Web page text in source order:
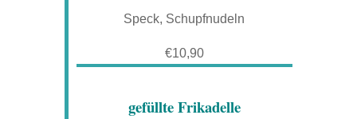
Speck, Schupfnudeln
€10,90
gefüllte Frikadelle